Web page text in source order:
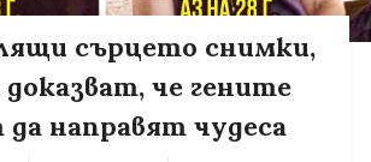
сърцето снимки,
че гените
направят чудеса